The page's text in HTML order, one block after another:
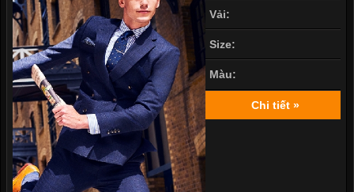
Vải:
Size:
Màu:
Chi tiết »